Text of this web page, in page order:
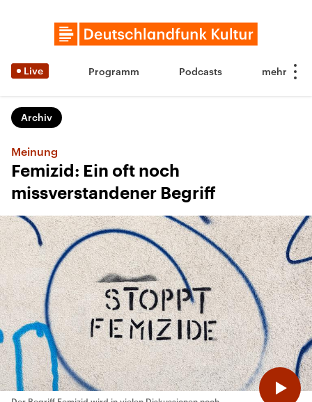
Live Programm Podcasts
Archiv
Meinung
Femizid: Ein oft noch
missverstandener Begriff